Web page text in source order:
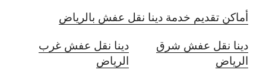
أماكن تقديم خدمة دينا نقل عفش بالرياض
دينا نقل عفش شرق
الرياض
دينا نقل عفش غرب
الرياض